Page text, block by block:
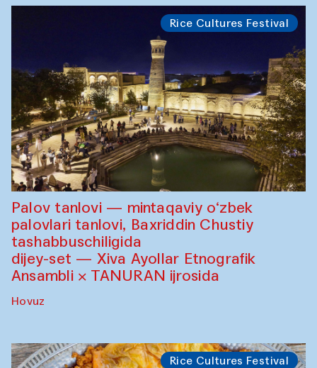
Rice Cultures Festival
Palov tanlovi — mintaqaviy o‘zbek
palovlari tanlovi, Baxriddin Chustiy
tashabbuschiligida
dijey-set — Xiva Ayollar Etnografik
Ansambli × TANURAN ijrosida
Hovuz
Rice Cultures Festival